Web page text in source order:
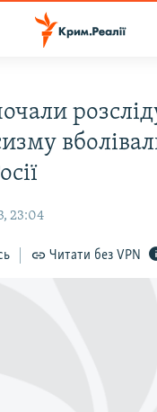
23:04
Читати без VPN